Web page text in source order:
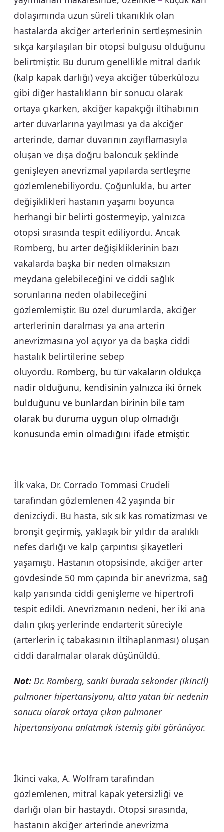
dolaşımında uzun süreli tıkanıklık olan
hastalarda akciğer arterlerinin sertleşmesinin
sıkça karşılaşılan bir otopsi bulgusu olduğunu
belirtmiştir. Bu durum genellikle mitral darlık
(kalp kapak darlığı) veya akciğer tüberkülozu
gibi diğer hastalıkların bir sonucu olarak
ortaya çıkarken, akciğer kapakçığı iltihabının
arter duvarlarına yayılması ya da akciğer
arterinde, damar duvarının zayıflamasıyla
oluşan ve dışa doğru baloncuk şeklinde
genişleyen anevrizmal yapılarda sertleşme
gözlemlenebiliyordu. Çoğunlukla, bu arter
değişiklikleri hastanın yaşamı boyunca
herhangi bir belirti göstermeyip, yalnızca
otopsi sırasında tespit ediliyordu. Ancak
Romberg, bu arter değişikliklerinin bazı
vakalarda başka bir neden olmaksızın
meydana gelebileceğini ve ciddi sağlık
sorunlarına neden olabileceğini
gözlemlemiştir. Bu özel durumlarda, akciğer
arterlerinin daralması ya ana arterin
anevrizmasına yol açıyor ya da başka ciddi
hastalık belirtilerine sebep
oluyordu. Romberg, bu tür vakaların oldukça
nadir olduğunu, kendisinin yalnızca iki örnek
bulduğunu ve bunlardan birinin bile tam
olarak bu duruma uygun olup olmadığı
konusunda emin olmadığını ifade etmiştir.
İlk vaka, Dr. Corrado Tommasi Crudeli
tarafından gözlemlenen 42 yaşında bir
denizciydi. Bu hasta, sık sık kas romatizması ve
bronşit geçirmiş, yaklaşık bir yıldır da aralıklı
nefes darlığı ve kalp çarpıntısı şikayetleri
yaşamıştı. Hastanın otopsisinde, akciğer arter
gövdesinde 50 mm çapında bir anevrizma, sağ
kalp yarısında ciddi genişleme ve hipertrofi
tespit edildi. Anevrizmanın nedeni, her iki ana
dalın çıkış yerlerinde endarterit süreciyle
(arterlerin iç tabakasının iltihaplanması) oluşan
ciddi daralmalar olarak düşünüldü.
Not: Dr. Romberg, sanki burada sekonder (ikincil)
pulmoner hipertansiyonu, altta yatan bir nedenin
sonucu olarak ortaya çıkan pulmoner
hipertansiyonu anlatmak istemiş gibi görünüyor.
İkinci vaka, A. Wolfram tarafından
gözlemlenen, mitral kapak yetersizliği ve
darlığı olan bir hastaydı. Otopsi sırasında,
hastanın akciğer arterinde anevrizma